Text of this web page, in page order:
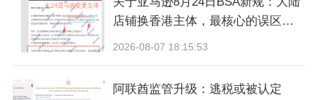
“生产或运输中每天出现中断或暂停，都会造成持
续数日的连锁反应，而且影响会越来越大，直到
做的是，节日玩具应该尽快投入生产，以便在6月
店铺换香港主体，最核心的误区与
真相
2026-08-07 18:15:53
阿联酋监管升级：逃税或被认定